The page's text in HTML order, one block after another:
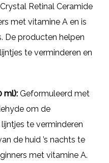
Retinal Ceramide
met vitamine A en is
De producten helpen
te verminderen en
ml): Geformuleerd met
om de
te verminderen
de huid ’s nachts te
met vitamine A.